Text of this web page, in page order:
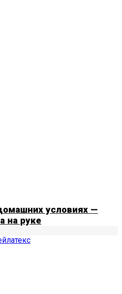
условиях —
на руке
латекс